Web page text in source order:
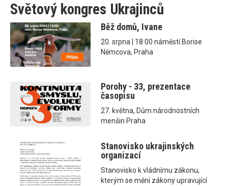
Světový kongres Ukrajinců
Běž domů, Ivane
20. srpna | 18:00 náměstí Borise
Němcova, Praha
Porohy - 33, prezentace
časopisu
27. května, Dům národnostních
menšin Praha
Stanovisko ukrajinských
organizací
Stanovisko k vládnímu zákonu,
kterým se mění zákony upravující